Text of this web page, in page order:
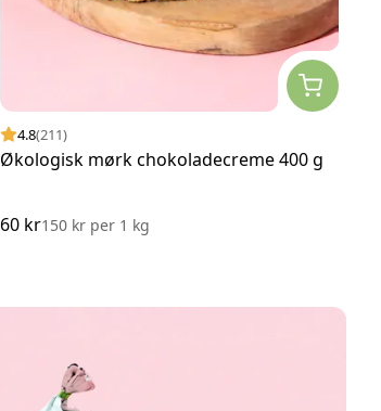
4.8(211)
Økologisk mørk chokoladecreme 400 g
60 kr150 kr per1 kg